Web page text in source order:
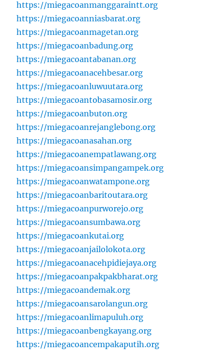
https://miegacoanmanggaraintt.org
https://miegacoanniasbarat.org
https://miegacoanmagetan.org
https://miegacoanbadung.org
https://miegacoantabanan.org
https://miegacoanacehbesar.org
https://miegacoanluwuutara.org
https://miegacoantobasamosir.org
https://miegacoanbuton.org
https://miegacoanrejanglebong.org
https://miegacoanasahan.org
https://miegacoanempatlawang.org
https://miegacoansimpangampek.org
https://miegacoanwatampone.org
https://miegacoanbaritoutara.org
https://miegacoanpurworejo.org
https://miegacoansumbawa.org
https://miegacoankutai.org
https://miegacoanjailolokota.org
https://miegacoanacehpidiejaya.org
https://miegacoanpakpakbharat.org
https://miegacoandemak.org
https://miegacoansarolangun.org
https://miegacoanlimapuluh.org
https://miegacoanbengkayang.org
https://miegacoancempakaputih.org